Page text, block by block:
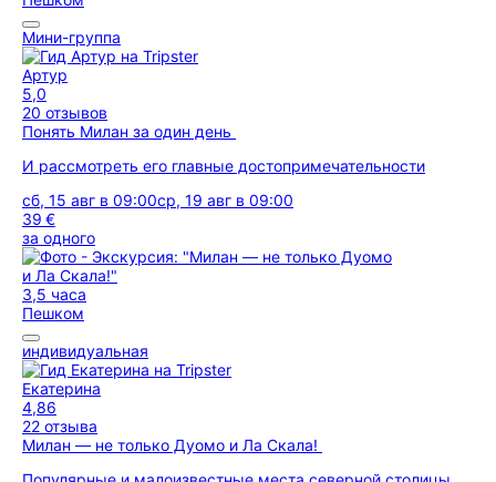
Мини-группа
Артур
5,0
20 отзывов
Понять Милан за один день
И рассмотреть его главные достопримечательности
сб, 15 авг в 09:00ср, 19 авг в 09:00
39 €
за одного
3,5 часа
Пешком
индивидуальная
Екатерина
4,86
22 отзыва
Милан — не только Дуомо и Ла Скала!